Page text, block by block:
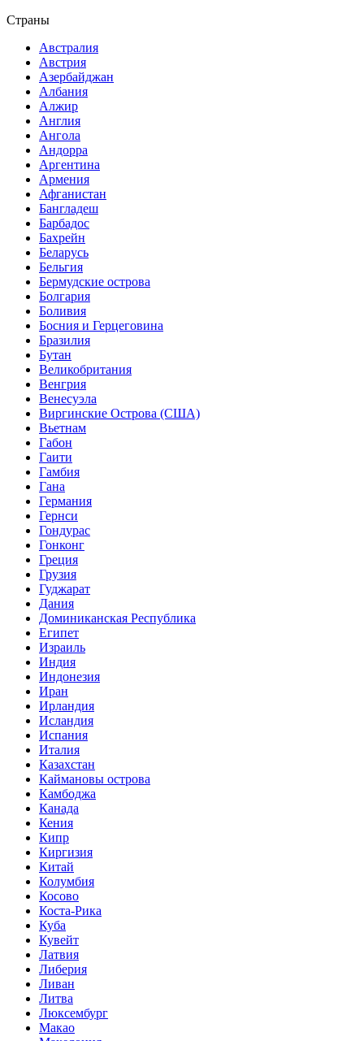
Страны
Австралия
Австрия
Азербайджан
Албания
Алжир
Англия
Ангола
Андорра
Аргентина
Армения
Афганистан
Бангладеш
Барбадос
Бахрейн
Беларусь
Бельгия
Бермудские острова
Болгария
Боливия
Босния и Герцеговина
Бразилия
Бутан
Великобритания
Венгрия
Венесуэла
Виргинские Острова (США)
Вьетнам
Габон
Гаити
Гамбия
Гана
Германия
Гернси
Гондурас
Гонконг
Греция
Грузия
Гуджарат
Дания
Доминиканская Республика
Египет
Израиль
Индия
Индонезия
Иран
Ирландия
Исландия
Испания
Италия
Казахстан
Каймановы острова
Камбоджа
Канада
Кения
Кипр
Киргизия
Китай
Колумбия
Косово
Коста-Рика
Куба
Кувейт
Латвия
Либерия
Ливан
Литва
Люксембург
Макао